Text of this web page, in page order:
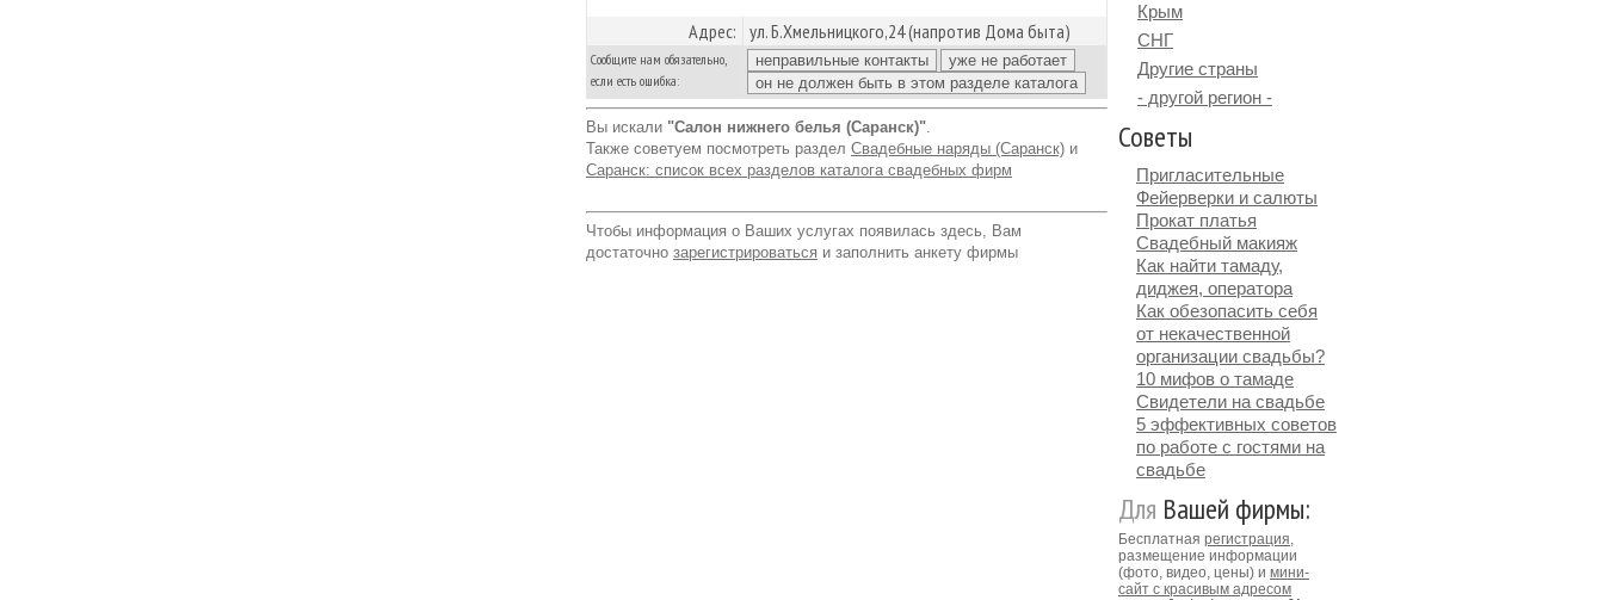
Адрес: ул. Б.Хмельницкого,24 (напротив Дома быта)
Сообщите нам обязательно,
если есть ошибка:
Вы искали "Салон нижнего белья (Саранск)".
Также советуем посмотреть раздел Свадебные наряды (Саранск) и
Саранск: список всех разделов каталога свадебных фирм
Чтобы информация о Ваших услугах появилась здесь, Вам
достаточно зарегистрироваться и заполнить анкету фирмы
Крым
СНГ
Другие страны
- другой регион -
Советы
Пригласительные
Фейерверки и салюты
Прокат платья
Свадебный макияж
Как найти тамаду,
диджея, оператора
Как обезопасить себя
от некачественной
организации свадьбы?
10 мифов о тамаде
Свидетели на свадьбе
5 эффективных советов
по работе с гостями на
свадьбе
Для Вашей фирмы:
Бесплатная регистрация,
размещение информации
(фото, видео, цены) и мини-
сайт с красивым адресом